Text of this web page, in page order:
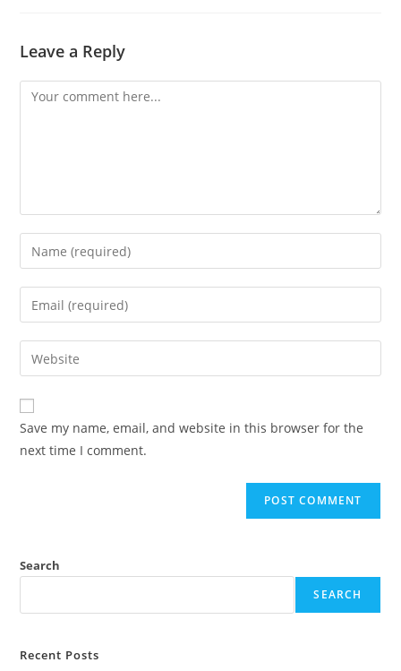
Leave a Reply
Comment
Enter
your
name
comment
Enter
your
email
address
comment
Enter
your
website
URL
(optional)
Save my name, email, and website in this browser for the
next time I comment.
Search
SEARCH
Recent Posts